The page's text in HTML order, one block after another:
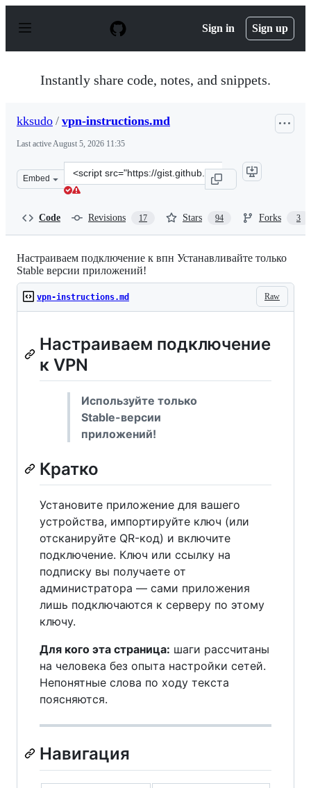
p
Sign in Sign up
Instantly share code, notes, and snippets.
kksudo / vpn-instructions.md
Last activeAugust 5, 2026 11:35
Embed
Clone
this
Code Revisions 17 Stars 94 Forks 3
Настраиваем подключение к впн Устанавливайте только
Stable версии приложений!
Raw
vpn-instructions.md
Настраиваем подключение
к VPN
Используйте только
Stable-версии
приложений!
Кратко
Установите приложение для вашего
устройства, импортируйте ключ (или
отсканируйте QR-код) и включите
подключение. Ключ или ссылку на
подписку вы получаете от
администратора — сами приложения
лишь подключаются к серверу по этому
ключу.
Для кого эта страница: шаги рассчитаны
на человека без опыта настройки сетей.
Непонятные слова по ходу текста
поясняются.
Навигация